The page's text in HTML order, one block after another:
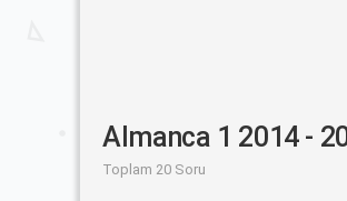
Almanca 1 2014 -
Toplam 20 Soru